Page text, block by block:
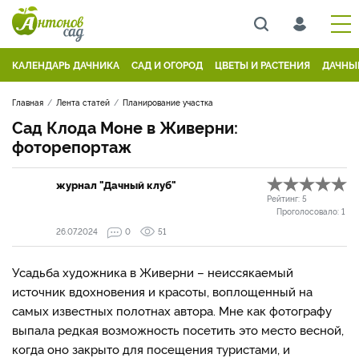
КАЛЕНДАРЬ ДАЧНИКА САД И ОГОРОД ЦВЕТЫ И РАСТЕНИЯ
Главная Лента статей Планирование участка
Сад Клода Моне в Живерни:
фоторепортаж
журнал "Дачный клуб"
Рейтинг: 5
Проголосовало: 1
26.07.2024
0 51
Усадьба художника в Живерни – неиссякаемый
источник вдохновения и красоты, воплощенный на
самых известных полотнах автора. Мне как фотографу
выпала редкая возможность посетить это место весной,
когда оно закрыто для посещения туристами, и